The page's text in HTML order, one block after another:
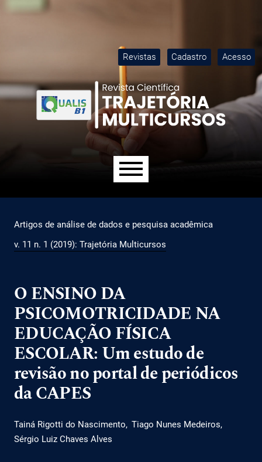
Ir para o menu de navegação principal
Ir para o conteúdo principal
Ir para o rodapé
Revistas Cadastro Acesso
Artigos de análise de dados e pesquisa acadêmica
v. 11 n. 1 (2019): Trajetória Multicursos
O ENSINO DA
PSICOMOTRICIDADE NA
EDUCAÇÃO FÍSICA
ESCOLAR: Um estudo de
revisão no portal de periódicos
da CAPES
Tainá Rigotti do Nascimento
Tiago Nunes Medeiros
Sérgio Luiz Chaves Alves